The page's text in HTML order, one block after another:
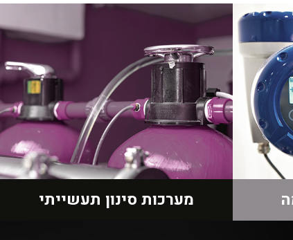
מערכות סינון תעשייתי